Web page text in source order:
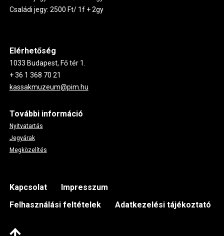
Családi jegy: 2500 Ft/ 1f + 2gy
Elérhetőség
1033 Budapest, Fő tér 1.
+ 36 1 368 70 21
kassakmuzeum@pim.hu
További információ
Nyitvatartás
Jegyárak
Megközelítés
Footer
Kapcsolat
Impresszum
Felhasználási feltételek
Adatkezelési tájékoztató